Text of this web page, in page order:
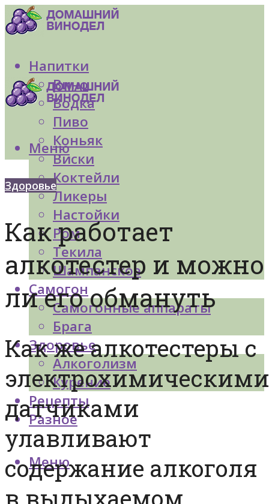
Напитки
Вино
Водка
Пиво
Коньяк
Виски
Коктейли
Ликеры
Настойки
Ром
Текила
Шампанское
Самогон
Самогонные аппараты
Брага
Здоровье
Алкоголизм
Курение
Рецепты
Разное
Меню
Меню
Здоровье
Как работает
алкотестер и можно
ли его обмануть
Как же алкотестеры с
электрохимическими
датчиками
улавливают
содержание алкоголя